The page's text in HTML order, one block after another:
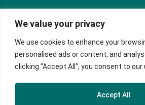
We value your privacy
We use cookies to enhance your
personalised ads or content, and
clicking "Accept All", you consent to our
Accept All
Política de Tratamiento y Protección
Política de Privacidad
Manual de Políticas Sagrilaft